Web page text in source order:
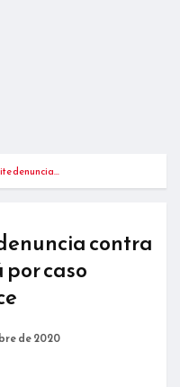
denuncia…
contra
caso
de 2020